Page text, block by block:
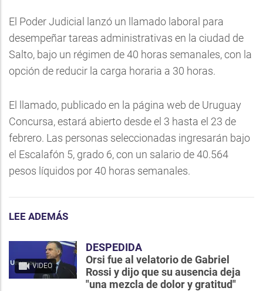
El Poder Judicial lanzó un llamado laboral para
desempeñar tareas administrativas en la ciudad de
Salto, bajo un régimen de 40 horas semanales, con la
opción de reducir la carga horaria a 30 horas.
El llamado, publicado en la página web de Uruguay
Concursa, estará abierto desde el 3 hasta el 23 de
febrero. Las personas seleccionadas ingresarán bajo
el Escalafón 5, grado 6, con un salario de 40.564
pesos líquidos por 40 horas semanales.
LEE ADEMÁS
VIDEO
DESPEDIDA
Orsi fue al velatorio de Gabriel
Rossi y dijo que su ausencia deja
"una mezcla de dolor y gratitud"